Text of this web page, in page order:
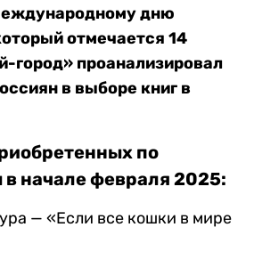
дню
отмечается 14
город» проанализировал
в выборе книг в
по
начале февраля 2025:
— «Если все кошки в мире